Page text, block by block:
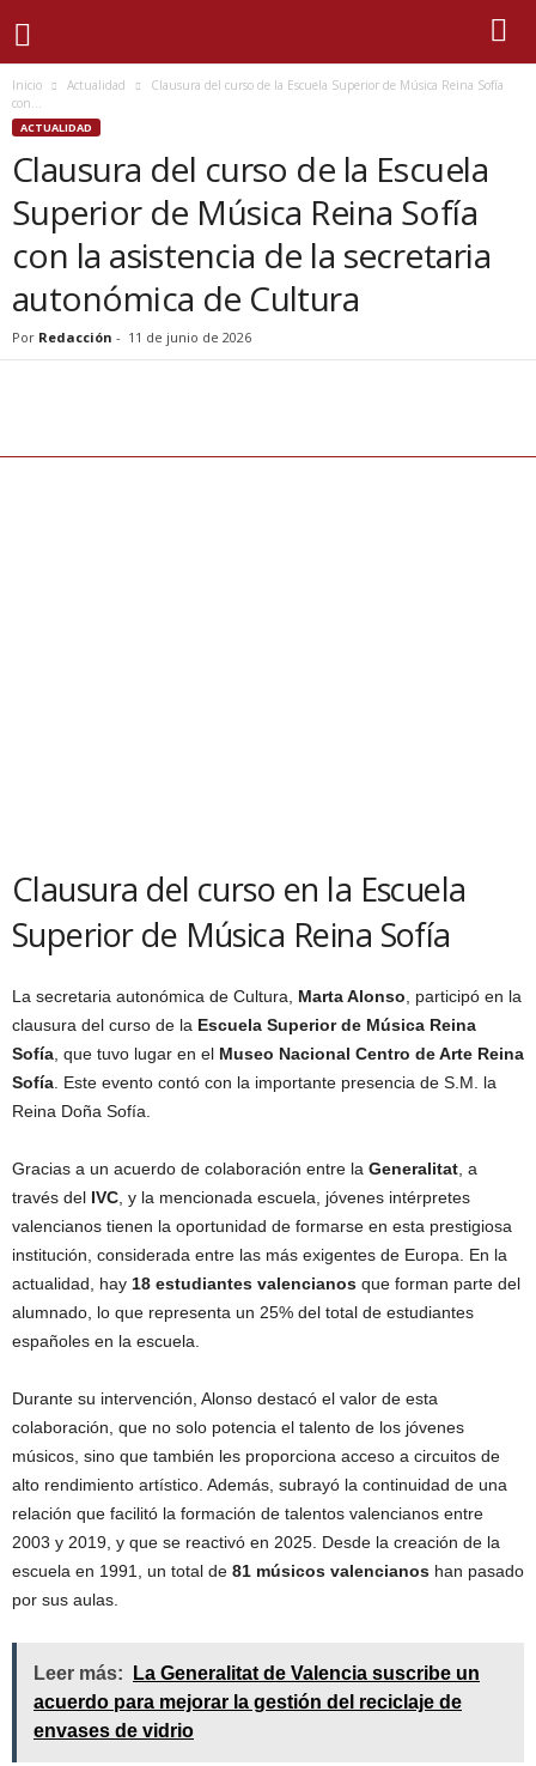
Inicio Actualidad
Clausura del curso de la Escuela Superior de Música Reina Sofía
con...
ACTUALIDAD
Clausura del curso de la Escuela
Superior de Música Reina Sofía
con la asistencia de la secretaria
autonómica de Cultura
Por Redacción - 11 de junio de 2026
Clausura del curso en la Escuela
Superior de Música Reina Sofía
La secretaria autonómica de Cultura, Marta Alonso , participó en la
clausura del curso de la Escuela Superior de Música Reina
Sofía , que tuvo lugar en el Museo Nacional Centro de Arte Reina
Sofía . Este evento contó con la importante presencia de S.M. la
Reina Doña Sofía.
Gracias a un acuerdo de colaboración entre la Generalitat , a
través del IVC , y la mencionada escuela, jóvenes intérpretes
valencianos tienen la oportunidad de formarse en esta prestigiosa
institución, considerada entre las más exigentes de Europa. En la
actualidad, hay 18 estudiantes valencianos que forman parte del
alumnado, lo que representa un 25% del total de estudiantes
españoles en la escuela.
Durante su intervención, Alonso destacó el valor de esta
colaboración, que no solo potencia el talento de los jóvenes
músicos, sino que también les proporciona acceso a circuitos de
alto rendimiento artístico. Además, subrayó la continuidad de una
relación que facilitó la formación de talentos valencianos entre
2003 y 2019, y que se reactivó en 2025. Desde la creación de la
escuela en 1991, un total de 81 músicos valencianos han pasado
por sus aulas.
Leer más:
La Generalitat de Valencia suscribe un
acuerdo para mejorar la gestión del reciclaje de
envases de vidrio